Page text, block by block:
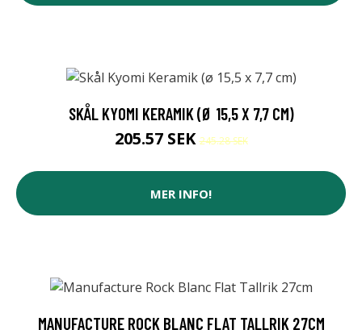
SKÅL KYOMI KERAMIK (Ø 15,5 X 7,7 CM)
205.57 SEK245.28 SEK
MER INFO!
MANUFACTURE ROCK BLANC FLAT TALLRIK 27CM